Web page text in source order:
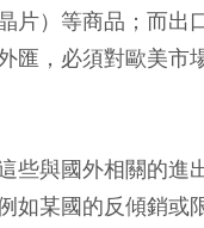
片）等商品；而出
匯，必須對歐美市
些與國外相關的進
如某國的反傾銷或